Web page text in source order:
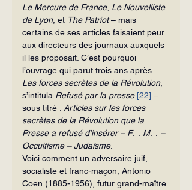
Le Mercure de France, Le Nouvelliste
de Lyon, et The Patriot – mais
certains de ses articles faisaient peur
aux directeurs des journaux auxquels
il les proposait. C’est pourquoi
l’ouvrage qui parut trois ans après
Les forces secrètes de la Révolution,
s’intitula Refusé par la presse [22] –
sous titré : Articles sur les forces
secrètes de la Révolution que la
Presse a refusé d’insérer – F.˙. M.˙.
–
Occultisme – Judaïsme.
Voici comment un adversaire juif,
socialiste et franc-maçon, Antonio
Coen (1885-1956), futur grand-maître